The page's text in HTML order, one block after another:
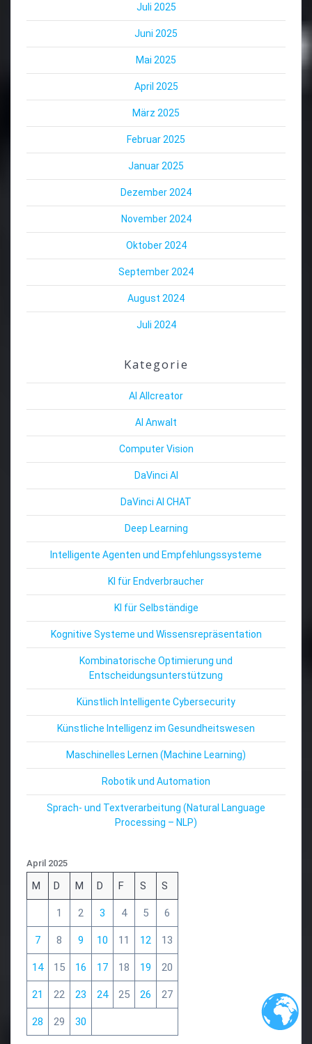
Juli 2025
Juni 2025
Mai 2025
April 2025
März 2025
Februar 2025
Januar 2025
Dezember 2024
November 2024
Oktober 2024
September 2024
August 2024
Juli 2024
Kategorie
AI Allcreator
AI Anwalt
Computer Vision
DaVinci AI
DaVinci AI CHAT
Deep Learning
Intelligente Agenten und Empfehlungssysteme
KI für Endverbraucher
KI für Selbständige
Kognitive Systeme und Wissensrepräsentation
Kombinatorische Optimierung und
Entscheidungsunterstützung
Künstlich Intelligente Cybersecurity
Künstliche Intelligenz im Gesundheitswesen
Maschinelles Lernen (Machine Learning)
Robotik und Automation
Sprach- und Textverarbeitung (Natural Language
Processing – NLP)
April 2025
M D M D F S S
1 2 3 4 5 6
7 8 9 10 11 12 13
14 15 16 17 18 19 20
21 22 23 24 25 26 27
28 29 30